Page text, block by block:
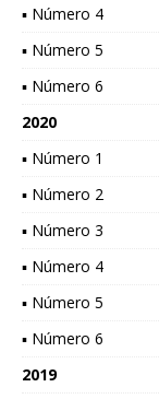
▪ Número 4
▪ Número 5
▪ Número 6
2020
▪ Número 1
▪ Número 2
▪ Número 3
▪ Número 4
▪ Número 5
▪ Número 6
2019